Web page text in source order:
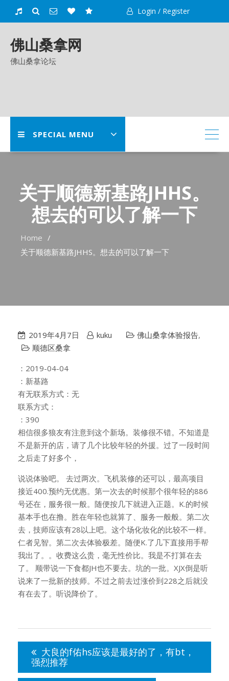
Login / Register
佛山桑拿网
佛山桑拿论坛
SPECIAL MENU
关于顺德新基路JHHS。
想去的可以了解一下
Home
关于顺德新基路JHHS。想去的可以了解一下
2019年4月7日 kuku 佛山桑拿体验报告,
顺德区桑拿
：2019-04-04
：新基路
有无联系方式：无
联系方式：
：390
相信很多狼友有注意到这个新场。装修很不错。不知道是
不是新开的店，请了几个比较年轻的外援。过了一段时间
之后走了好多个，
说说体验吧。 去过两次。飞机装修的还可以，最高项目
接近400.预约无优惠。第一次去的时候那个很年轻的886
号还在，服务很一般。随便按几下就进入正题。K.的时候
基本手也在撸。胜在年轻也就算了、服务一般般。第二次
去，技师应该有28以上吧。这个场化妆化的比较不一样。
仁者见智。第二次去体验极差。随便K.了几下直接用手帮
我出了。。收费这么贵，毫无性价比。我是不打算在去
了。 顺带说一下食都JH也不要去。坑的一批。XJX倒是听
说来了一批新的技师。不过之前去过涨价到228之后就没
有在去了。听说降价了。
航
大良的f佑hs应该是最好的了，有bt，
强烈推荐